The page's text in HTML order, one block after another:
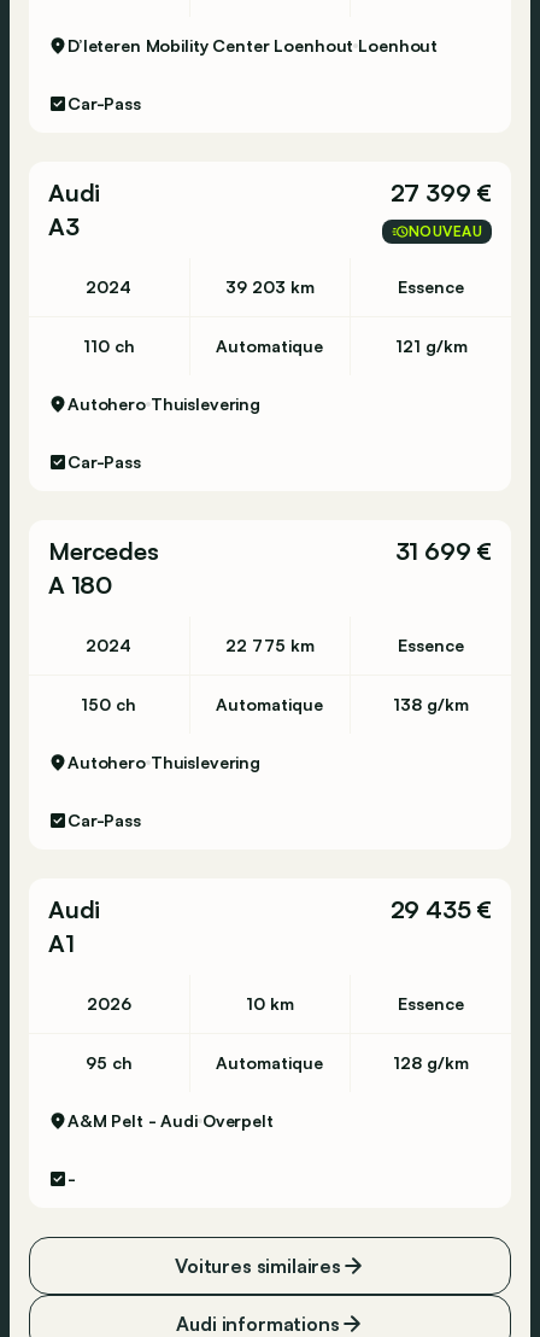
D’Ieteren Mobility Center Loenhout Loenhout
Car-Pass
Audi
A3
27 399 €
NOUVEAU
2024 39 203 km Essence
110 ch Automatique 121 g/km
Autohero Thuislevering
Car-Pass
Mercedes
A 180
31 699 €
2024 22 775 km Essence
150 ch Automatique 138 g/km
Autohero Thuislevering
Car-Pass
Audi
A1
29 435 €
2026 10 km Essence
95 ch Automatique 128 g/km
A&M Pelt - Audi Overpelt
-
Audi informations
Voitures similaires